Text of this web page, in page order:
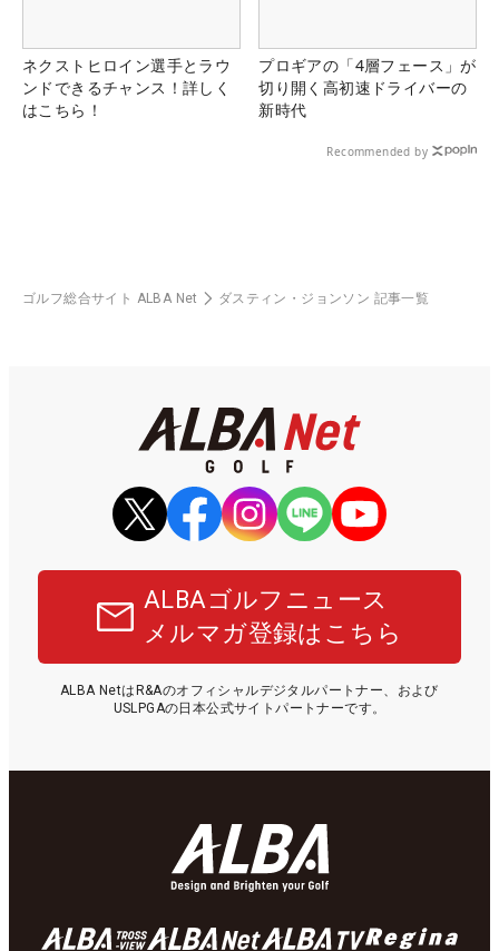
ネクストヒロイン選手とラウ
ンドできるチャンス！詳しく
はこちら！
プロギアの「4層フェース」が
切り開く高初速ドライバーの
新時代
Recommended by
ゴルフ総合サイト ALBA Net ダスティン・ジョンソン 記事一覧
ALBAゴルフニュース
メルマガ登録はこちら
ALBA NetはR&Aのオフィシャルデジタルパートナー、および
USLPGAの日本公式サイトパートナーです。